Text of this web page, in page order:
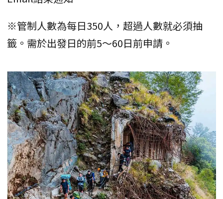
※管制人數為每日350人，超過人數就必須抽
籤。需於出發日的前5～60日前申請。